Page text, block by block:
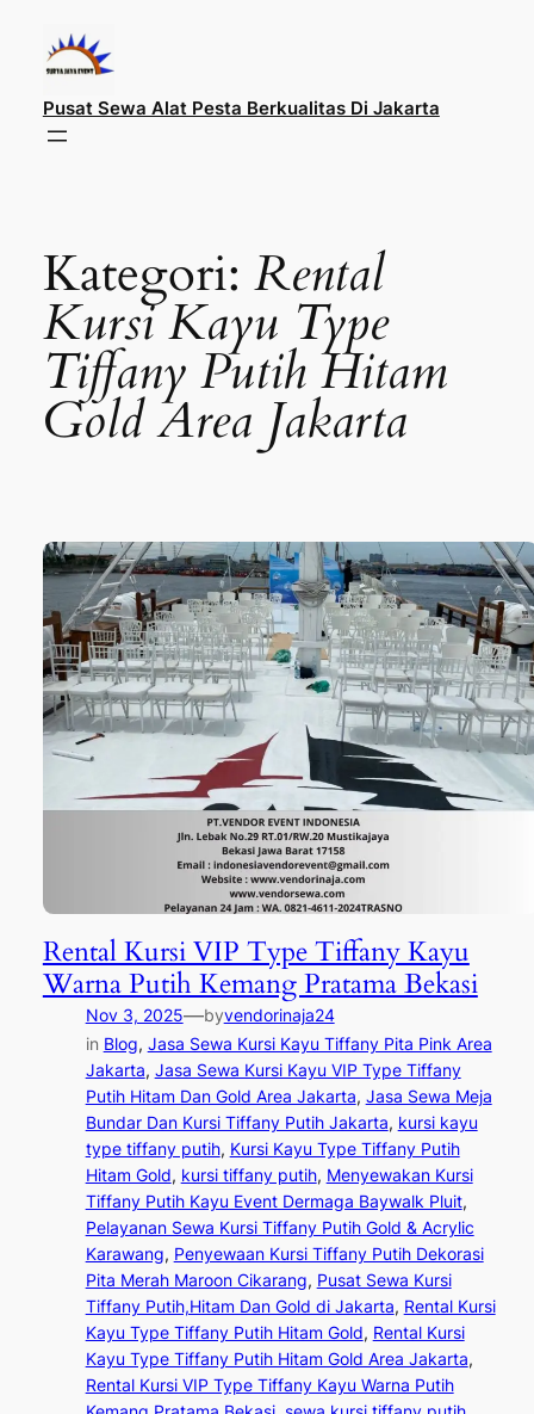
konten
Pusat Sewa Alat Pesta Berkualitas Di Jakarta
Kategori: Rental
Kursi Kayu Type
Tiffany Putih Hitam
Gold Area Jakarta
Rental Kursi VIP Type Tiffany Kayu
Warna Putih Kemang Pratama Bekasi
Nov 3, 2025—byvendorinaja24
in Blog, Jasa Sewa Kursi Kayu Tiffany Pita Pink Area
Jakarta, Jasa Sewa Kursi Kayu VIP Type Tiffany
Putih Hitam Dan Gold Area Jakarta, Jasa Sewa Meja
Bundar Dan Kursi Tiffany Putih Jakarta, kursi kayu
type tiffany putih, Kursi Kayu Type Tiffany Putih
Hitam Gold, kursi tiffany putih, Menyewakan Kursi
Tiffany Putih Kayu Event Dermaga Baywalk Pluit
Pelayanan Sewa Kursi Tiffany Putih Gold & Acrylic
Karawang, Penyewaan Kursi Tiffany Putih Dekorasi
Pita Merah Maroon Cikarang, Pusat Sewa Kursi
Tiffany Putih,Hitam Dan Gold di Jakarta, Rental Kursi
Kayu Type Tiffany Putih Hitam Gold, Rental Kursi
Kayu Type Tiffany Putih Hitam Gold Area Jakarta
Rental Kursi VIP Type Tiffany Kayu Warna Putih